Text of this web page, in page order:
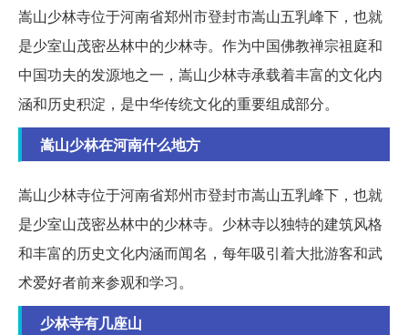
嵩山少林寺位于河南省郑州市登封市嵩山五乳峰下，也就
是少室山茂密丛林中的少林寺。作为中国佛教禅宗祖庭和
中国功夫的发源地之一，嵩山少林寺承载着丰富的文化内
涵和历史积淀，是中华传统文化的重要组成部分。
嵩山少林在河南什么地方
嵩山少林寺位于河南省郑州市登封市嵩山五乳峰下，也就
是少室山茂密丛林中的少林寺。少林寺以独特的建筑风格
和丰富的历史文化内涵而闻名，每年吸引着大批游客和武
术爱好者前来参观和学习。
少林寺有几座山